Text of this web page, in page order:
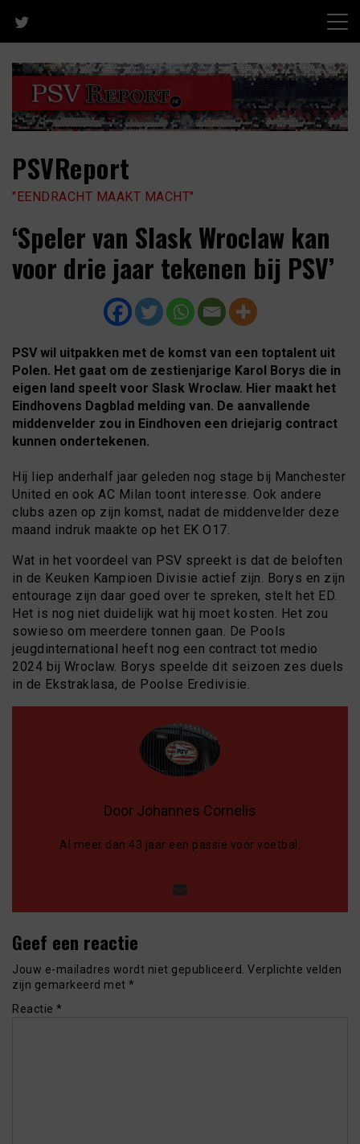
content
PSVReport
"EENDRACHT MAAKT MACHT"
‘Speler van Slask Wroclaw kan
voor drie jaar tekenen bij PSV’
PSV wil uitpakken met de komst van een toptalent uit
Polen. Het gaat om de zestienjarige Karol Borys die in
eigen land speelt voor Slask Wroclaw. Hier maakt het
Eindhovens Dagblad melding van. De aanvallende
middenvelder zou in Eindhoven een driejarig contract
kunnen ondertekenen.
Hij liep anderhalf jaar geleden nog stage bij Manchester
United en ook AC Milan toont interesse. Ook andere
clubs azen op zijn komst, nadat de middenvelder deze
maand indruk maakte op het EK O17.
Wat in het voordeel van PSV spreekt is dat de beloften
in de Keuken Kampioen Divisie actief zijn. Borys en zijn
entourage zijn daar goed over te spreken, stelt het ED.
Het is nog niet duidelijk wat hij moet kosten. Het zou
sowieso om meerdere tonnen gaan. De Pools
jeugdinternational heeft nog een contract tot medio
2024 bij Wroclaw. Borys speelde dit seizoen zes duels
in de Ekstraklasa, de Poolse Eredivisie.
Door Johannes Cornelis
Al meer dan 43 jaar een passie voor voetbal.
Geef een reactie
Jouw e-mailadres wordt niet gepubliceerd. Verplichte velden
zijn gemarkeerd met *
Reactie *